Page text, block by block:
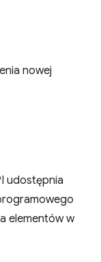
nowej
udostępnia
elementów w